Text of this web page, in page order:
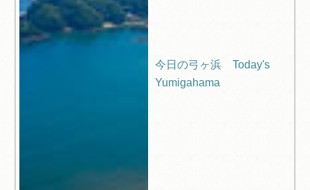
今日の弓ヶ浜 Today's
Yumigahama